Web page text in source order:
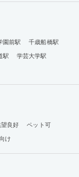
園前駅
千歳船橋駅
駅
学芸大学駅
良好
ペット可
け